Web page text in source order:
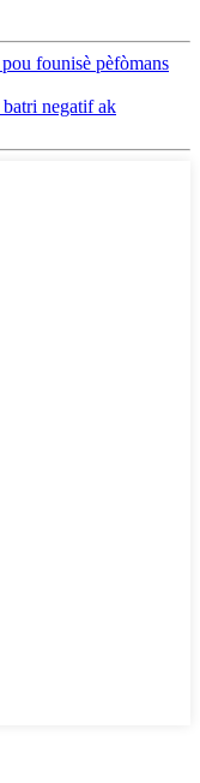
founisè pèfòmans
negatif ak